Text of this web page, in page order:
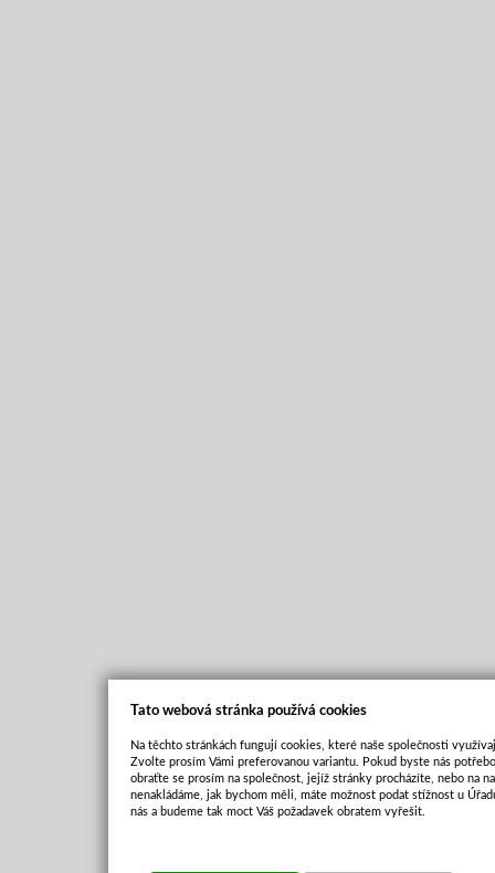
Tato webová stránka používá cookies
Na těchto stránkách fungují cookies, které naše společnosti
Zvolte prosím Vámi preferovanou variantu. Pokud byste nás
obraťte se prosím na společnost, jejíž stránky procházíte, nebo na
nenakládáme, jak bychom měli, máte možnost podat stížnost u
nás a budeme tak moct Váš požadavek obratem vyřešit.